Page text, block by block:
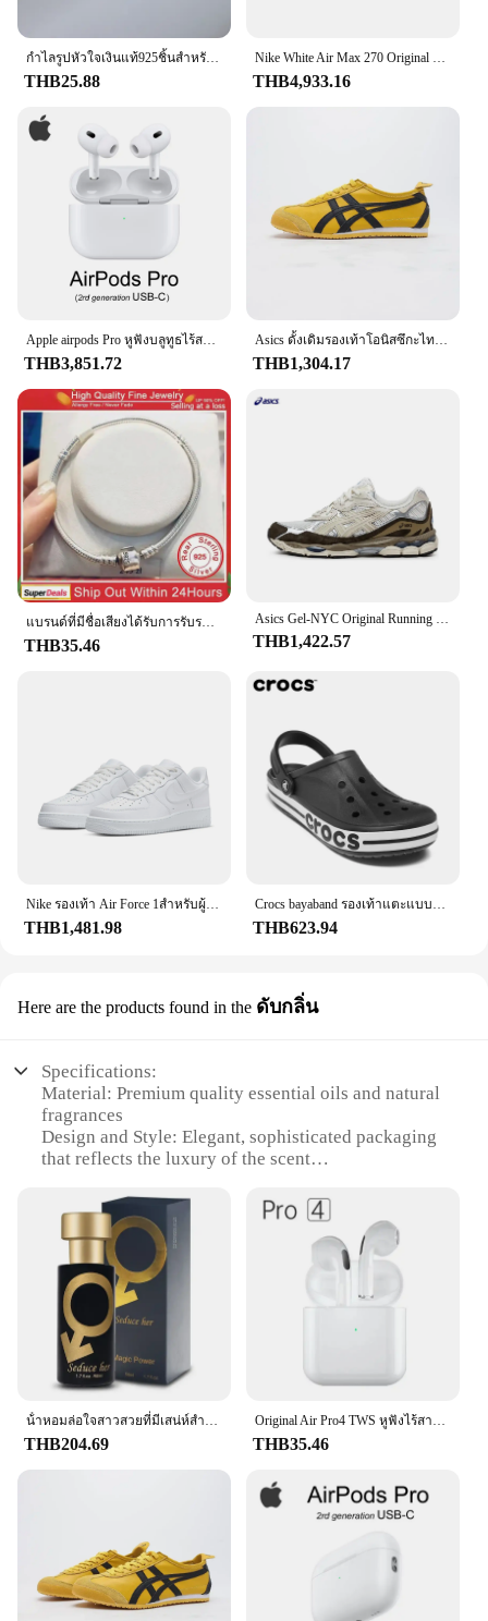
กำไลรูปหัวใจเงินแท้925ชิ้นสำหรับย้อนยุคสำหรับผู้หญิงกำไลข้อมือสวยๆเซอร์คอนอเนกประสงค์สไตล์เกาหลีของขวัญเครื่องประดับสำหรับงานเลี้ยงของแท้
THB25.88
Nike White Air Max 270 Original Low Top Casual Running Shock Absorbing รองเท้าผ้าใบกันลื่นสําหรับผู้ชายและผู้หญิง
THB4,933.16
Apple airpods Pro หูฟังบลูทูธไร้สายของแท้รุ่น2ND พร้อมระบบลดเสียงรบกวนแบบแอกทีฟ Magsafe
THB3,851.72
Asics ดั้งเดิมรองเท้าโอนิสซึกะไทเกอร์เม็กซิกัน66, รองเท้าพื้นแบนระบายอากาศได้สำหรับผู้หญิงผู้ชายรองเท้าผ้าใบพร้อมเบาะเชือกรองเท้า
THB1,304.17
แบรนด์ที่มีชื่อเสียงได้รับการรับรองต้นฉบับ925เงินสเตอร์ลิงสร้อยข้อมือสำหรับผู้หญิง DIY เสน่ห์ลูกปัดเชื่อมโยงงูโซ่เครื่องประดับข้อมือคลาสสิก
THB35.46
Asics Gel-NYC Original Running Shoes Men and Women Breathable 2024 New Shoes
THB1,422.57
THB1,481.98 THB623.94
Here are the products found in the ดับกลิ่น
Specifications:
Material: Premium quality essential oils and natural
fragrances
Design and Style: Elegant, sophisticated packaging
that reflects the luxury of the scent
thoughtful gift
Performance and Property: Long-lasting, distinctive
fragrance that enhances your mood and aura
Shape or Size or Weight or Quantity: Available in
various sets to suit different preferences
Parts and Accessories: Comes with a convenient
applicator for easy application
Features:
**Unveiling the Essence of Luxury**
The Origin Import Perfum is a testament to the art of
and natural fragrances to provide an unparalleled
aromatic experience. The sophisticated design and
an ideal addition to any personal collection or as a
thoughtful gift for someone special. Whether you're
looking to elevate your daily routine or to make a
lasting impression, this perfum is designed to
THB204.69 THB35.46